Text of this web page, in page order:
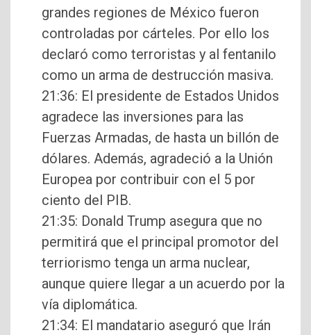
grandes regiones de México fueron
controladas por cárteles. Por ello los
declaró como terroristas y al fentanilo
como un arma de destrucción masiva.
21:36: El presidente de Estados Unidos
agradece las inversiones para las
Fuerzas Armadas, de hasta un billón de
dólares. Además, agradeció a la Unión
Europea por contribuir con el 5 por
ciento del PIB.
21:35: Donald Trump asegura que no
permitirá que el principal promotor del
terriorismo tenga un arma nuclear,
aunque quiere llegar a un acuerdo por la
vía diplomática.
21:34: El mandatario aseguró que Irán